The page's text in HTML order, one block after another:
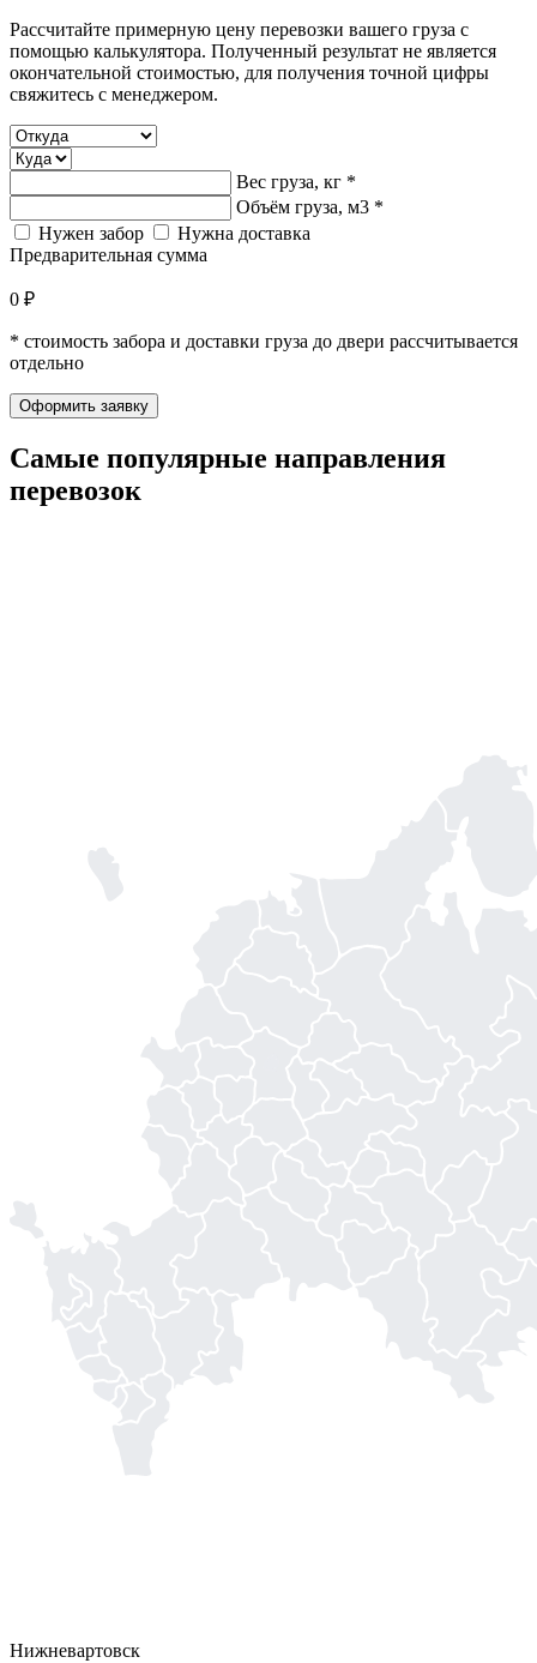
Рассчитайте примерную цену перевозки вашего груза с
помощью калькулятора. Полученный результат не является
окончательной стоимостью, для получения точной цифры
свяжитесь с менеджером.
Вес груза, кг *
Объём груза, м3 *
Нужен забор
Нужна доставка
Предварительная сумма
0 ₽
* стоимость забора и доставки груза до двери рассчитывается
отдельно
Оформить заявку
Самые популярные направления
перевозок
Нижневартовск